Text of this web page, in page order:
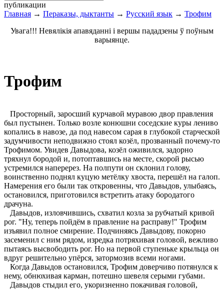
публикации
Главная → Пераказы, дыктанты → Русский язык → Трофим
Увага!!! Невялікія апавяданні і вершы пададзены ў поўным
варыянце.
Трофим
Просторный, заросший курчавой муравою двор правления
был пустынен. Только возле конюшни соседские куры лениво
копались в навозе, да под навесом сарая в глубокой старческой
задумчивости неподвижно стоял козёл, прозванный почему-то
Трофимом. Увидев Давыдова, козёл оживился, задорно
тряхнул бородой и, потоптавшись на месте, скорой рысью
устремился наперерез. На полпути он склонил голову,
воинственно поднял куцую метёлку хвоста, перешёл на галоп.
Намерения его были так откровенны, что Давыдов, улыбаясь,
остановился, приготовился встретить атаку бородатого
драчуна.
Давыдов, изловчившись, схватил козла за рубчатый кривой
рог. "Ну, теперь пойдём в правление на расправу!" Трофим
изъявил полное смирение. Подчиняясь Давыдову, покорно
засеменил с ним рядом, изредка потряхивая головой, вежливо
пытаясь высвободить рог. Но на первой ступеньке крыльца он
вдруг решительно упёрся, затормозив всеми ногами.
Когда Давыдов остановился, Трофим доверчиво потянулся к
нему, обнюхивая карман, потешно шевеля серыми губами.
Давыдов стыдил его, укоризненно покачивая головой,